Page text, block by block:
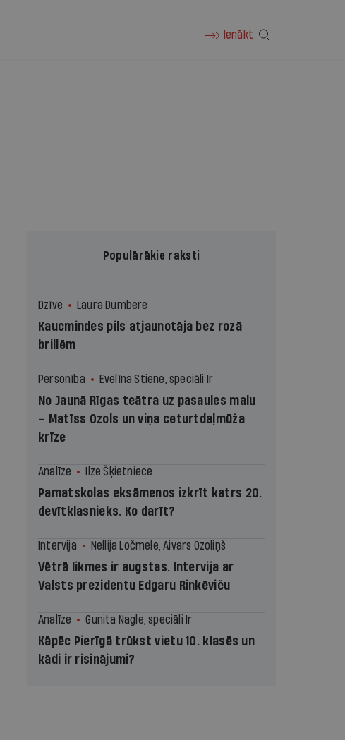
Ienākt
Populārākie raksti
Dzīve Laura Dumbere
Kaucmindes pils atjaunotāja bez rozā
brillēm
Personība Evelīna Stiene, speciāli Ir
No Jaunā Rīgas teātra uz pasaules malu
– Matīss Ozols un viņa ceturtdaļmūža
krīze
Analīze Ilze Šķietniece
Pamatskolas eksāmenos izkrīt katrs 20.
devītklasnieks. Ko darīt?
Intervija Nellija Ločmele, Aivars Ozoliņš
Vētrā likmes ir augstas. Intervija ar
Valsts prezidentu Edgaru Rinkēviču
Analīze Gunita Nagle, speciāli Ir
Kāpēc Pierīgā trūkst vietu 10. klasēs un
kādi ir risinājumi?